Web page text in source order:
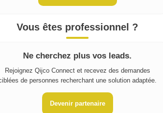
Vous êtes professionnel ?
Ne cherchez plus vos leads.
Rejoignez Qijco Connect et recevez des demandes
de personnes recherchant une solution adaptée.
Devenir partenaire